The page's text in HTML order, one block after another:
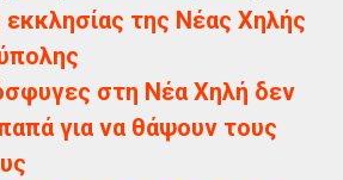
εκκλησίας της Νέας Χηλής
στη Νέα Χηλή δεν
για να θάψουν τους